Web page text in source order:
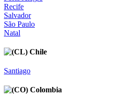
Recife
Salvador
São Paulo
Natal
Chile
Santiago
Colombia